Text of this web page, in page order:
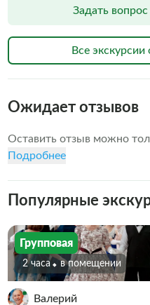
Задать
Все экскурсии
Ожидает отзывов
Оставить отзыв можно
Подробнее
Популярные
Групповая
2 часа В помещении
Валерий